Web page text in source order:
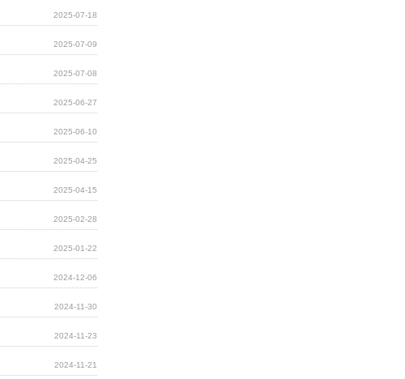
2025-07-18
2025-07-09
2025-07-08
2025-06-27
2025-06-10
2025-04-25
2025-04-15
2025-02-28
2025-01-22
2024-12-06
2024-11-30
2024-11-23
2024-11-21